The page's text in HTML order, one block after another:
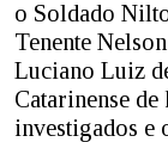
o Soldado
Tenente
Luciano Luiz
Catarinense de
investigados e